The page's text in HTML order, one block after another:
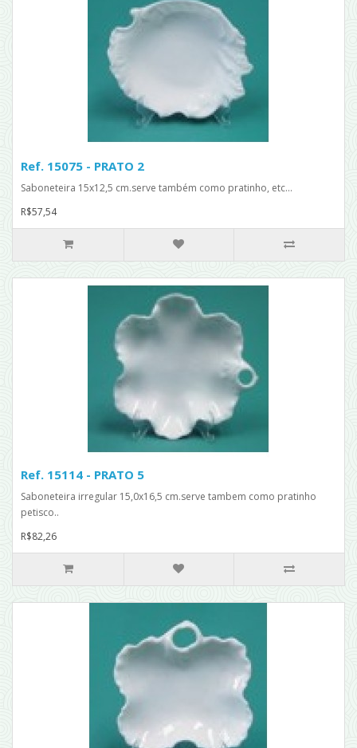
Ref. 15075 - PRATO 2
Saboneteira 15x12,5 cm.serve também como pratinho, etc...
R$57,54
Ref. 15114 - PRATO 5
Saboneteira irregular 15,0x16,5 cm.serve tambem como pratinho
petisco..
R$82,26